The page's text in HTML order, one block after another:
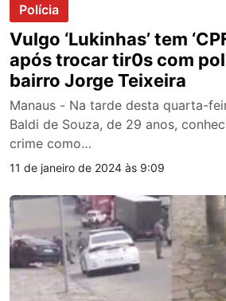
Polícia
Vulgo ‘Lukinhas’ tem
após trocar tir0s com
bairro Jorge Teixeira
Manaus - Na tarde desta quarta-
Baldi de Souza, de 29 anos,
crime como…
11 de janeiro de 2024 às 9:09